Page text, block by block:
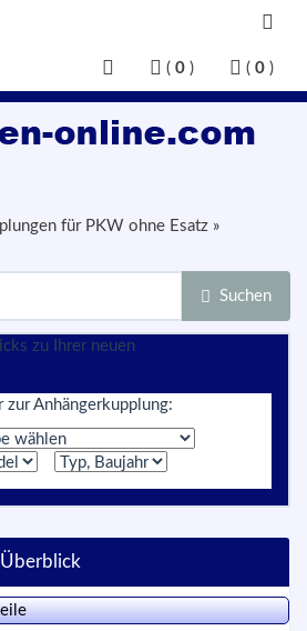
( 0 ) ( 0 )
für PKW ohne Esatz »
Suchen
zu Ihrer neuen
Anhängerkupplung: